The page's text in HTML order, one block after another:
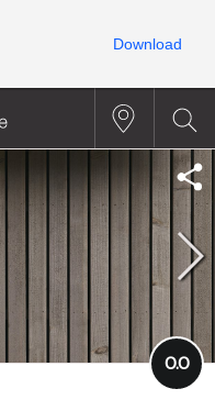
0.0
Download